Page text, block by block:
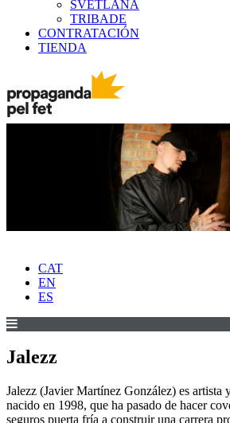
SVETLANA
TRIBADE
CONTRATACIÓN
TIENDA
CAT
EN
ES
Jalezz
Jalezz (Javier Martínez González) es artista
nacido en 1998, que ha pasado de hacer
seguros puerta fría a construir una carrera